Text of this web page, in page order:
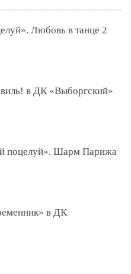
Любовь в танце 2
в ДК «Выборгский»
поцелуй». Шарм Парижа
в ДК